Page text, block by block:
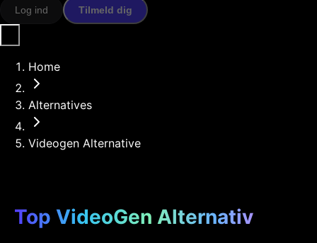
Log ind Tilmeld dig
Home
Alternatives
Videogen Alternative
Top VideoGen Alternativ